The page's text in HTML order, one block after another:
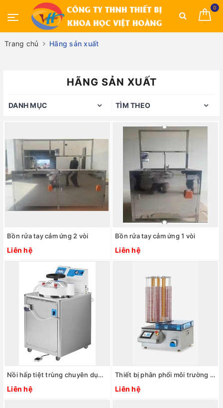
0
Trang chủ Hãng sản xuất
HÃNG SẢN XUẤT
DANH MỤC TÌM THEO
Bồn rửa tay cảm ứng 2 vòi
Liên hệ
Bồn rửa tay cảm ứng 1 vòi
Liên hệ
Nồi hấp tiệt trùng chuyên dụng chuẩn bị môi trường nuôi cấy. Model: AE-40-MP
Liên hệ
Thiết bị phân phối môi trường tự động cho đĩa petri. Model: CAR-MP-280/90
Liên hệ